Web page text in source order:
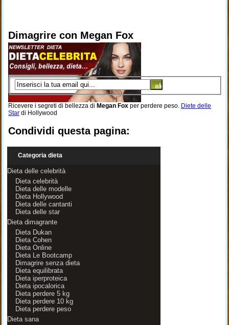
Dimagrire con Megan Fox
Ricevere i segreti di bellezza di Megan Foxper perdere peso. Diete delle
Stardi Hollywood
Condividi questa pagina:
Categoria dieta
Dieta delle celebrità
Dieta celebrità
Dieta delle modelle
Dieta Hollywood
Dieta delle cantanti
Dieta delle star
Dieta dimagrante
Dieta Dukan
Dieta Cohen
Dieta Online
Dieta Le Bootcamp
Dimagrire senza dieta
Dieta equilibrata
Dieta iperproteica
Dieta ipocalorica
Dieta perdere 5 kg
Dieta perdere 10 kg
Dieta perdere peso
Dieta sana